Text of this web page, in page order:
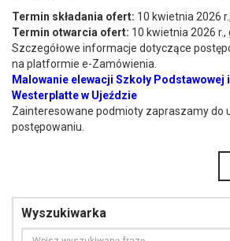
Termin składania ofert: 10 kwietnia 2026
Termin otwarcia ofert: 10 kwietnia 2026 r.,
Szczegółowe informacje dotyczące
na platformie e-Zamówienia.
Malowanie elewacji Szkoły Podstawowej
Westerplatte w Ujeździe
Zainteresowane podmioty zapraszamy do
postępowaniu.
Wyszukiwarka